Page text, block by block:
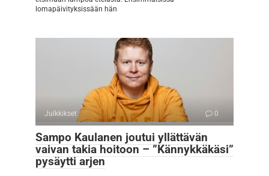
lomapäivityksissään hän
Julkkikset 0
Sampo Kaulanen joutui yllättävän
vaivan takia hoitoon – ”Kännykkäkäsi”
pysäytti arjen